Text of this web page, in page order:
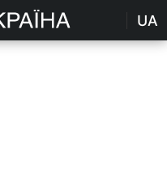
UA